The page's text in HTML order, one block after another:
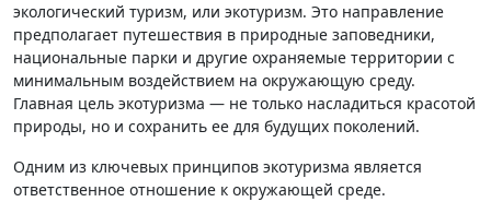
экологический туризм, или экотуризм. Это направление
предполагает путешествия в природные заповедники,
национальные парки и другие охраняемые территории с
минимальным воздействием на окружающую среду.
Главная цель экотуризма — не только насладиться красотой
природы, но и сохранить ее для будущих поколений.
Одним из ключевых принципов экотуризма является
ответственное отношение к окружающей среде.